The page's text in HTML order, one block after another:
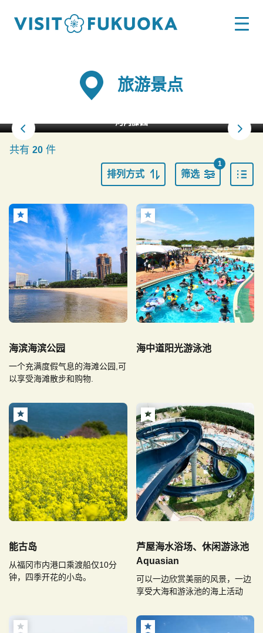
旅游景点
河内藤园
共有 20 件
排列方式 筛选
1
海滨海滨公园
一个充满度假气息的海滩公园,可
以享受海滩散步和购物.
海中道阳光游泳池
能古岛
从福冈市内港口乘渡船仅10分
钟，四季开花的小岛。
芦屋海水浴场、休闲游泳池
Aquasian
可以一边欣赏美丽的风景，一边
享受大海和游泳池的海上活动